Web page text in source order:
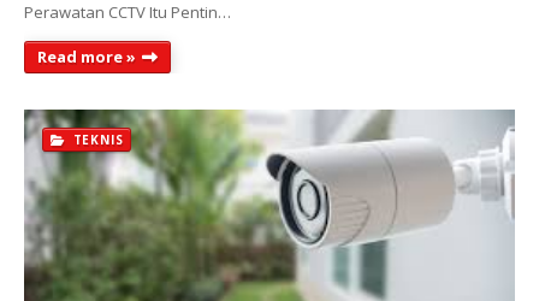
Perawatan CCTV Itu Pentin…
Read more »
TEKNIS